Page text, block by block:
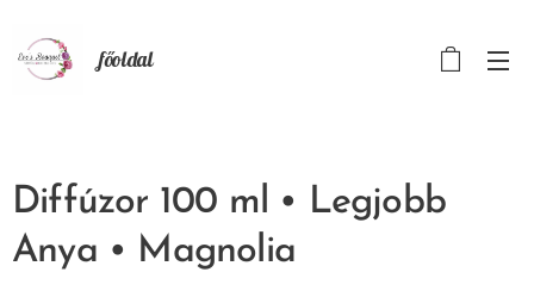
főoldal
Diffúzor 100 ml • Legjobb
Anya • Magnolia